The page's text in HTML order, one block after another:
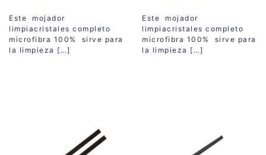
Este mojador
limpiacristales completo
microfibra 100% sirve para
la limpieza […]
Este mojador
limpiacristales completo
microfibra 100% sirve para
la limpieza […]